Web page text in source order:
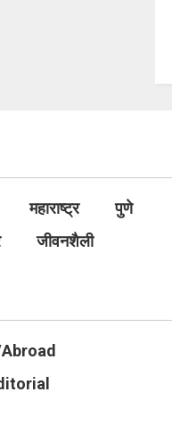
महाराष्ट्र
पुणे
जीवनशैली